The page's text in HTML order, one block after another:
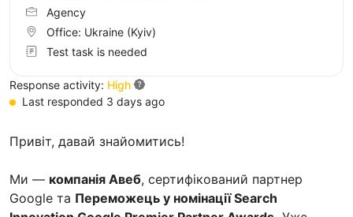
Привіт, давай знайомитись!
Ми — компанія Авеб, сертифікований партнер
Google та Переможець у номінації Search
Agency
Office: Ukraine (Kyiv)
Test task is needed
Response activity: High
Last responded 3 days ago